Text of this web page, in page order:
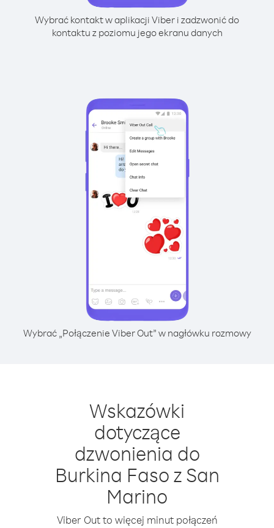
Wybrać kontakt w aplikacji Viber i zadzwonić do
kontaktu z poziomu jego ekranu danych
Wybrać „Połączenie Viber Out” w nagłówku rozmowy
Wskazówki
dotyczące
dzwonienia do
Burkina Faso z San
Marino
Viber Out to więcej minut połączeń